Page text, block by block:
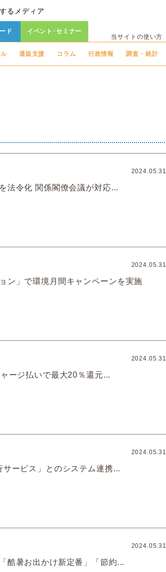
るメディア
ド イベント･セミナー
当サイトの使い方
通販支援 コラム 行政情報 調査・統計
2024.05.31
法令化 関係閣僚会議が対応...
2024.05.31
ン」で環境月間キャンペーンを実施
2024.05.31
ージ払いで最大20％還元...
2024.05.31
ービス」とのシステム連携...
2024.05.31
酷暑お出かけ新定番」「節約...